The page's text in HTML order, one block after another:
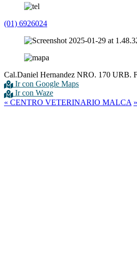
(01) 6926024
Cal.Daniel Hernandez NRO. 170 URB.
Ir con Google Maps
Ir con Waze
« CENTRO VETERINARIO MALCA »